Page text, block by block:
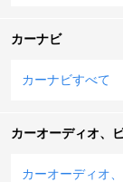
カーナビ
カーナビすべて
カーオーディオ、
カーオーディオ